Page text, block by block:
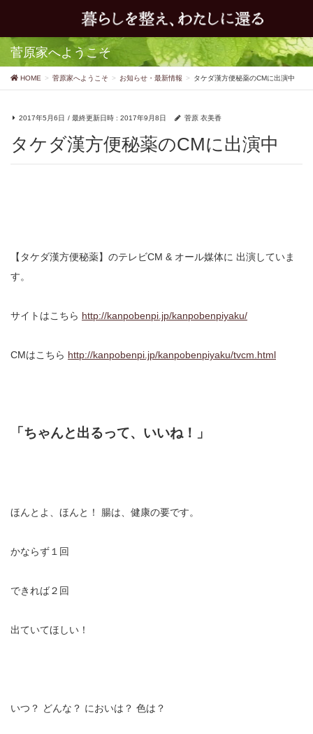
菅原家へようこそ
HOME 菅原家へようこそ お知らせ・最新情報 タケダ漢方便秘薬のCMに出演中
2017年5月6日 / 最終更新日時 : 2017年9月8日 菅原 衣美香
タケダ漢方便秘薬のCMに出演中
【タケダ漢方便秘薬】のテレビCM & オール媒体に 出演していま
す。
サイトはこちら http://kanpobenpi.jp/kanpobenpiyaku/
CMはこちら http://kanpobenpi.jp/kanpobenpiyaku/tvcm.html
「ちゃんと出るって、いいね！」
ほんとよ、ほんと！ 腸は、健康の要です。
かならず１回
できれば２回
出ていてほしい！
いつ？ どんな？ においは？ 色は？